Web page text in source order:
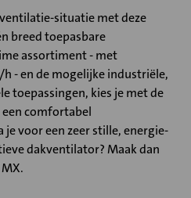
situatie met deze
breed toepasbare
assortiment - met
- en de mogelijke industriële,
toepassingen, kies je met de
comfortabel
voor een zeer stille, energie-
dakventilator? Maak dan